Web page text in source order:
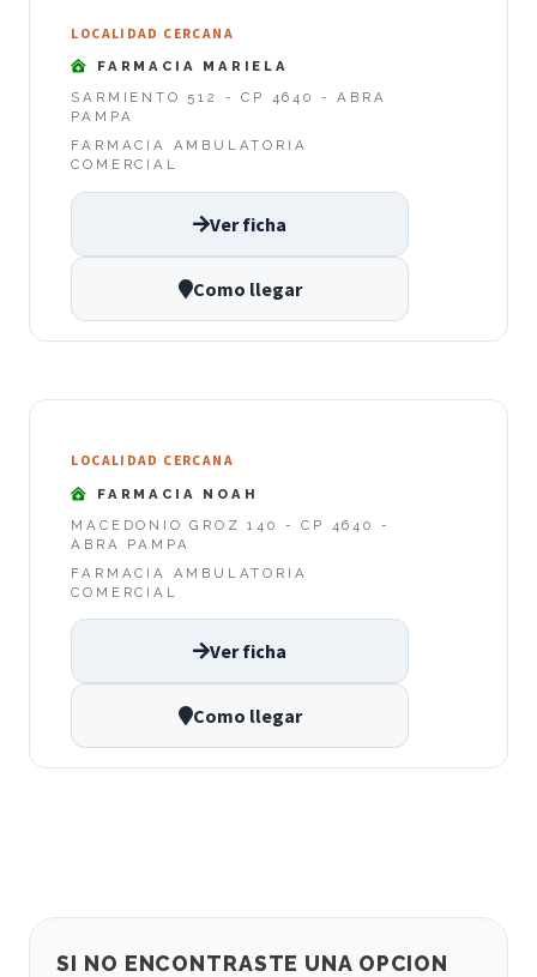
LOCALIDAD CERCANA
FARMACIA MARIELA
SARMIENTO 512 - CP 4640 - ABRA
PAMPA
FARMACIA AMBULATORIA
COMERCIAL
Ver ficha
Como llegar
LOCALIDAD CERCANA
FARMACIA NOAH
MACEDONIO GROZ 140 - CP 4640 -
ABRA PAMPA
FARMACIA AMBULATORIA
COMERCIAL
Ver ficha
Como llegar
SI NO ENCONTRASTE UNA OPCION